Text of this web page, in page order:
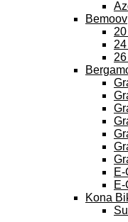
Bemoov
Kona